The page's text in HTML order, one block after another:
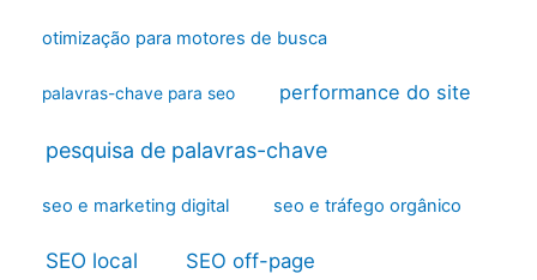
otimização para motores de busca
palavras-chave para seo performance do site
pesquisa de palavras-chave
seo e marketing digital seo e tráfego orgânico
SEO local SEO off-page